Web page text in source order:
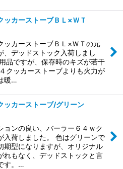
ッカーストーブＢＬ×ＷＴ
ッカーストーブＢＬ×ＷＴの元
、デッドストック入荷しまし
品ですが、保存時のキズが若干
クッカーストーブよりも火力が
暖…
ッカーストーブ/グリーン
ョンの良い、バーラー６４ｗク
入荷しました。 色はグリーンで
期型になりますが、オリジナル
れもなく、デッドストックと言
す。…